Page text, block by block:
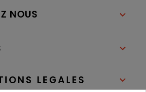
NOUS 

LEGALES 